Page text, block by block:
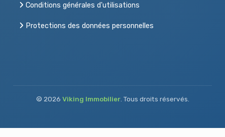
Conditions générales d'utilisations
Protections des données personnelles
© 2026 Viking Immobilier. Tous droits réservés.